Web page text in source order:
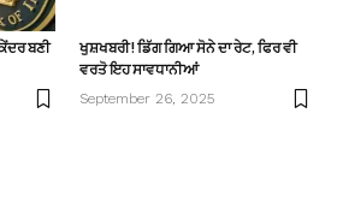
ਬਣੀ
ਖੁਸ਼ਖਬਰੀ! ਡਿੱਗ ਗਿਆ ਸੋਨੇ ਦਾ ਰੇਟ, ਫਿਰ ਵੀ
ਵਰਤੋ ਇਹ ਸਾਵਧਾਨੀਆਂ
September 26, 2025